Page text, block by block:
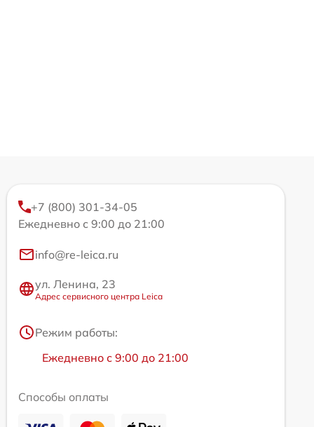
+7 (800) 301-34-05
Ежедневно с 9:00 до 21:00
info@re-leica.ru
ул. Ленина, 23
Адрес сервисного центра Leica
Режим работы:
Ежедневно с 9:00 до 21:00
Способы оплаты